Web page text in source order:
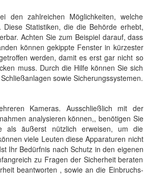
den zahlreichen Möglichkeiten, welche
Statistiken, die die Behörde erhebt,
Achten Sie zum Beispiel darauf, dass
können gekippte Fenster in kürzester
werden, damit es erst gar nicht so
muss. Durch die Hilfe können Sie sich
sowie Sicherungssystemen.
Kameras. Ausschließlich mit der
analysieren können,, benötigen Sie
als äußerst nützlich erweisen, um die
viele Leuten diese Apparaturen nicht
Ihr Bedürfnis nach Schutz in den eigenen
zu Fragen der Sicherheit beraten
beantworten , sowie an die Einbruchs-